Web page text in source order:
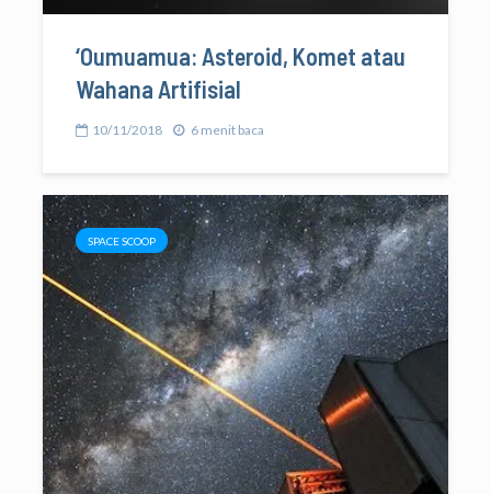
‘Oumuamua: Asteroid, Komet atau
Wahana Artifisial
10/11/2018 6 menit baca
SPACE SCOOP